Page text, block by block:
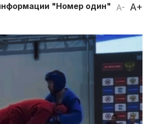
A- A+
"Номер один"